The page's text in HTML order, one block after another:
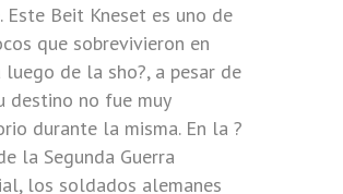
Este Beit Kneset es uno de
que sobrevivieron en
luego de la sho?, a pesar de
destino no fue muy
durante la misma. En la ?
la Segunda Guerra
los soldados alemanes